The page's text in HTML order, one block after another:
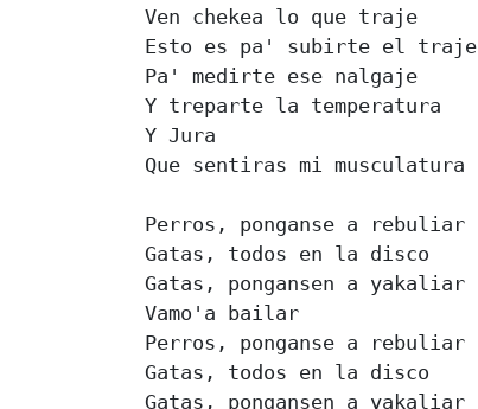
Ven chekea lo que traje
Esto es pa' subirte el traje
Pa' medirte ese nalgaje
Y treparte la temperatura
Y Jura
Que sentiras mi musculatura
Perros, ponganse a rebuliar
Gatas, todos en la disco
Gatas, pongansen a yakaliar
Vamo'a bailar
Perros, ponganse a rebuliar
Gatas, todos en la disco
Gatas, pongansen a yakaliar